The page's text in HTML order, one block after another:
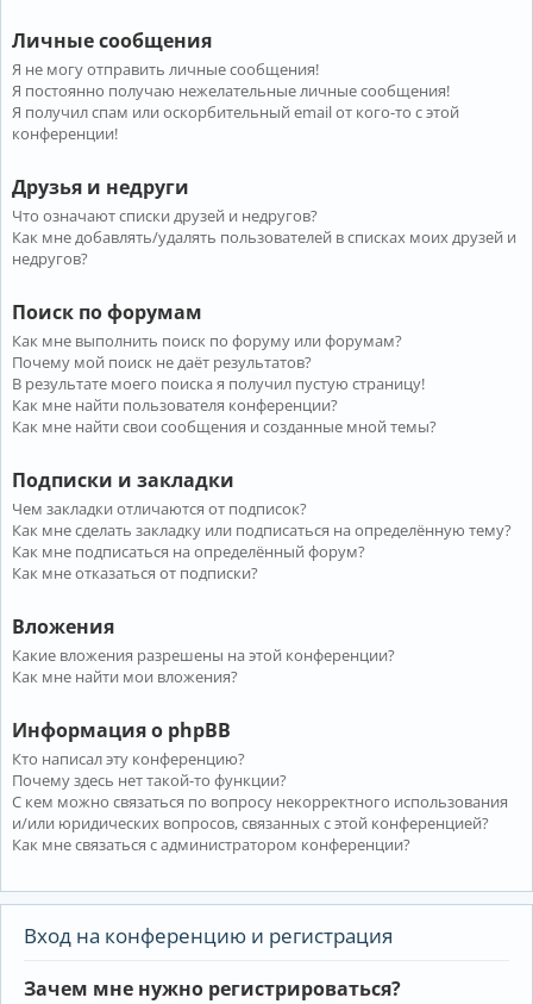
Личные сообщения
Я не могу отправить личные сообщения!
Я постоянно получаю нежелательные личные сообщения!
Я получил спам или оскорбительный email от кого-то с этой
конференции!
Друзья и недруги
Что означают списки друзей и недругов?
Как мне добавлять/удалять пользователей в списках моих друзей и
недругов?
Поиск по форумам
Как мне выполнить поиск по форуму или форумам?
Почему мой поиск не даёт результатов?
В результате моего поиска я получил пустую страницу!
Как мне найти пользователя конференции?
Как мне найти свои сообщения и созданные мной темы?
Подписки и закладки
Чем закладки отличаются от подписок?
Как мне сделать закладку или подписаться на определённую тему?
Как мне подписаться на определённый форум?
Как мне отказаться от подписки?
Вложения
Какие вложения разрешены на этой конференции?
Как мне найти мои вложения?
Информация о phpBB
Кто написал эту конференцию?
Почему здесь нет такой-то функции?
С кем можно связаться по вопросу некорректного использования
и/или юридических вопросов, связанных с этой конференцией?
Как мне связаться с администратором конференции?
Вход на конференцию и регистрация
Зачем мне нужно регистрироваться?